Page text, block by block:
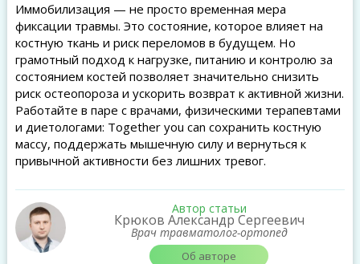
Иммобилизация — не просто временная мера
фиксации травмы. Это состояние, которое влияет на
костную ткань и риск переломов в будущем. Но
грамотный подход к нагрузке, питанию и контролю за
состоянием костей позволяет значительно снизить
риск остеопороза и ускорить возврат к активной жизни.
Работайте в паре с врачами, физическими терапевтами
и диетологами: Together you can сохранить костную
массу, поддержать мышечную силу и вернуться к
привычной активности без лишних тревог.
Автор статьи
Крюков Александр Сергеевич
Врач травматолог-ортопед
Об авторе